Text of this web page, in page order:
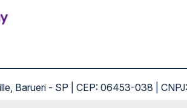
Barueri - SP | CEP: 06453-038 |